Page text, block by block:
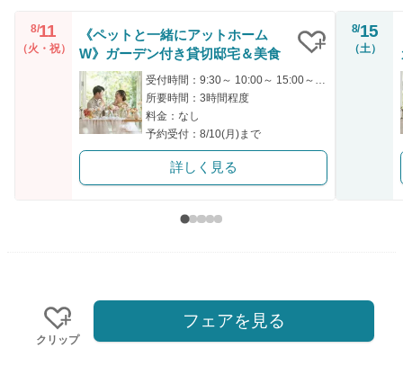
8/11
（火・祝）
《ペットと一緒にアットホーム
W》ガーデン付き貸切邸宅＆美食
受付時間：9:30～ 10:00～ 15:00～ 17:00～
所要時間：3時間程度
料金：なし
予約受付：8/10(月)まで
詳しく見る
8/15
（土）
クリップ
フェアを見る